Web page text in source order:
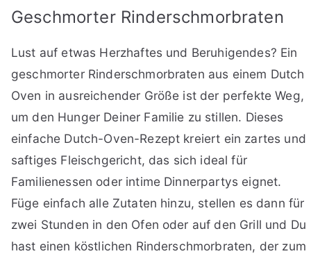
Geschmorter Rinderschmorbraten
Lust auf etwas Herzhaftes und Beruhigendes? Ein
geschmorter Rinderschmorbraten aus einem Dutch
Oven in ausreichender Größe ist der perfekte Weg,
um den Hunger Deiner Familie zu stillen. Dieses
einfache Dutch-Oven-Rezept kreiert ein zartes und
saftiges Fleischgericht, das sich ideal für
Familienessen oder intime Dinnerpartys eignet.
Füge einfach alle Zutaten hinzu, stellen es dann für
zwei Stunden in den Ofen oder auf den Grill und Du
hast einen köstlichen Rinderschmorbraten, der zum